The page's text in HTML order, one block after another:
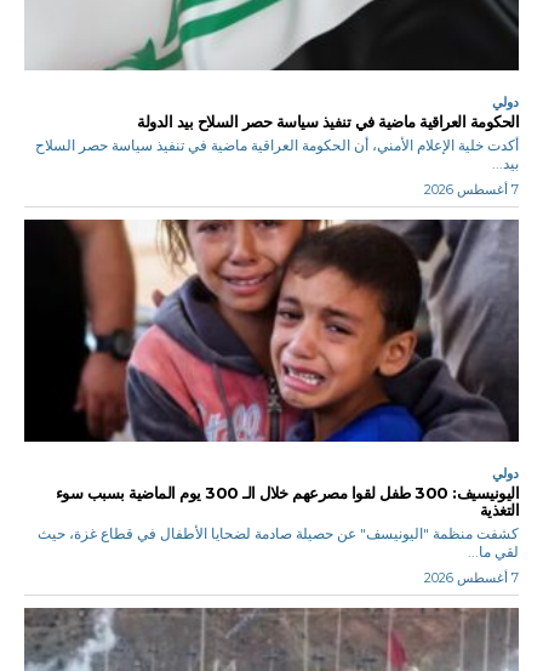
دولي
الحكومة العراقية ماضية في تنفيذ سياسة حصر السلاح بيد الدولة
أكدت خلية الإعلام الأمني، أن الحكومة العراقية ماضية في تنفيذ سياسة حصر السلاح
بيد...
7 أغسطس 2026
دولي
اليونيسيف: 300 طفل لقوا مصرعهم خلال الـ 300 يوم الماضية بسبب سوء
التغذية
كشفت منظمة "اليونيسف" عن حصيلة صادمة لضحايا الأطفال في قطاع غزة، حيث
لقي ما...
7 أغسطس 2026